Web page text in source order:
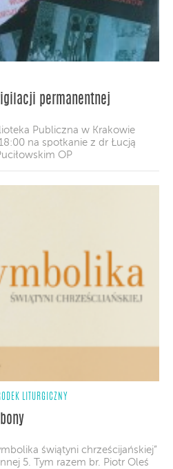
permanentnej
Publiczna w Krakowie
na spotkanie z dr Łucją
OP
LITURGICZNY
świątyni chrześcijańskiej”
5. Tym razem br. Piotr Oleś